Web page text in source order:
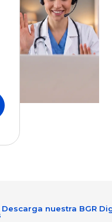
Descarga nuestra BGR